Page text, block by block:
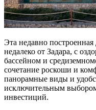
Эта недавно построенная
недалеко от Задара, с
бассейном и
сочетание роскоши и
панорамные виды и
исключительным
инвестиций.